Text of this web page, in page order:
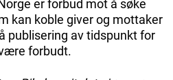
er forbud mot å søke
kan koble giver og mottaker
publisering av tidspunkt for
forbudt.